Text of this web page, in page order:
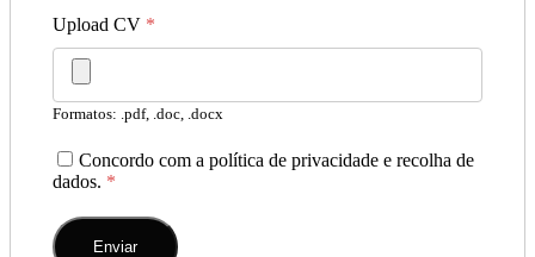
Upload CV *
Formatos: .pdf, .doc, .docx
Concordo com a política de privacidade e recolha de
dados. *